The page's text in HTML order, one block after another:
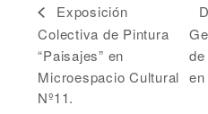
Exposición
Colectiva de Pintura
“Paisajes” en
Microespacio Cultural
Nº11.